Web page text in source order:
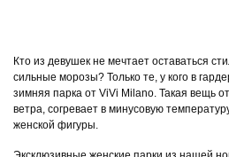
Кто из девушек не мечтает оставаться
сильные морозы? Только те, у кого в
зимняя парка от ViVi Milano. Такая вещь
ветра, согревает в минусовую
женской фигуры.